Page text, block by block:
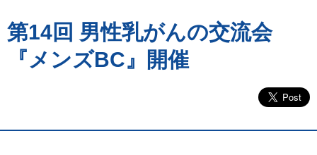
第14回 男性乳がんの交流会
『メンズBC』開催